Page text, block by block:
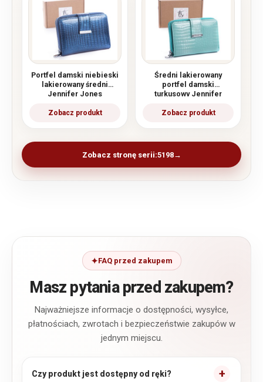
Portfel damski niebieski
lakierowany średni
Jennifer Jones
Średni lakierowany
portfel damski
turkusowy Jennifer
Zobacz stronę serii:5198
FAQ przed zakupem
Masz pytania przed zakupem?
Najważniejsze informacje o dostępności, wysyłce,
płatnościach, zwrotach i bezpieczeństwie zakupów w
jednym miejscu.
Czy produkt jest dostępny od ręki?